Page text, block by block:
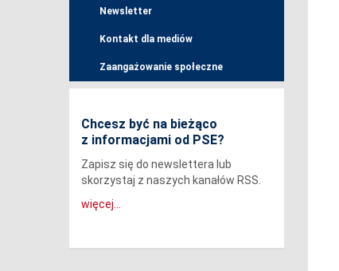
Newsletter
Kontakt dla mediów
Zaangażowanie społeczne
Chcesz być na bieżąco
z informacjami od PSE?
Zapisz się do newslettera lub
skorzystaj z naszych kanałów RSS.
więcej...